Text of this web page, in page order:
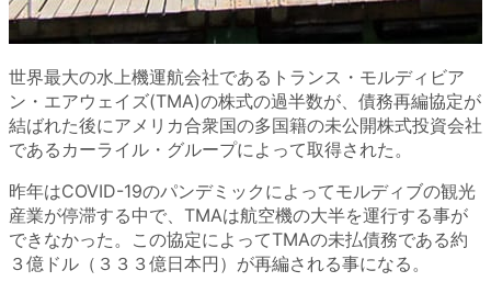
世界最大の水上機運航会社であるトランス・モルディビア
ン・エアウェイズ(TMA)の株式の過半数が、債務再編協定が
結ばれた後にアメリカ合衆国の多国籍の未公開株式投資会社
であるカーライル・グループによって取得された。
昨年はCOVID-19のパンデミックによってモルディブの観光
産業が停滞する中で、TMAは航空機の大半を運行する事が
できなかった。この協定によってTMAの未払債務である約
３億ドル（３３３億日本円）が再編される事になる。